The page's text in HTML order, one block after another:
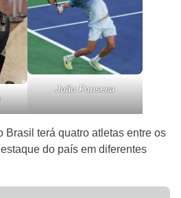
João Fonseca
Brasil terá quatro atletas entre os
do país em diferentes